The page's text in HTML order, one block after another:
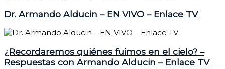
Dr. Armando Alducin – EN VIVO – Enlace TV
¿Recordaremos quiénes fuimos en el cielo? –
Respuestas con Armando Alducin – Enlace TV